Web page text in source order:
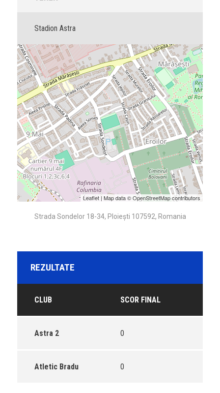
Stadion Astra
Leaflet | Map data ©OpenStreetMapcontributors
Strada Sondelor 18-34, Ploiești 107592, Romania
REZULTATE
CLUB SCOR FINAL
Astra 2 0
Atletic Bradu 0